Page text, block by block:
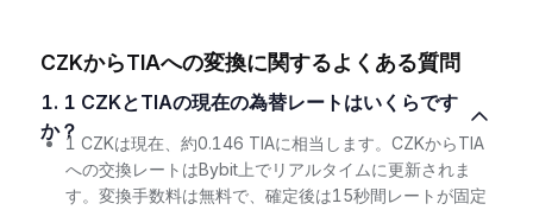
CZKからTIAへの変換に関するよくある質問
1. 1 CZKとTIAの現在の為替レートはいくらです
か？
1 CZKは現在、約0.146 TIAに相当します。CZKからTIA
への交換レートはBybit上でリアルタイムに更新されま
す。変換手数料は無料で、確定後は15秒間レートが固定